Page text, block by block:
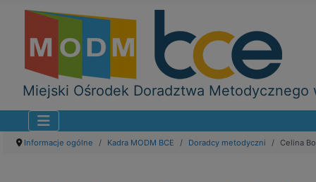
Miejski Ośrodek Doradztwa Metodycznego
Informacje ogólne Kadra MODM BCE Doradcy metodyczni Celina